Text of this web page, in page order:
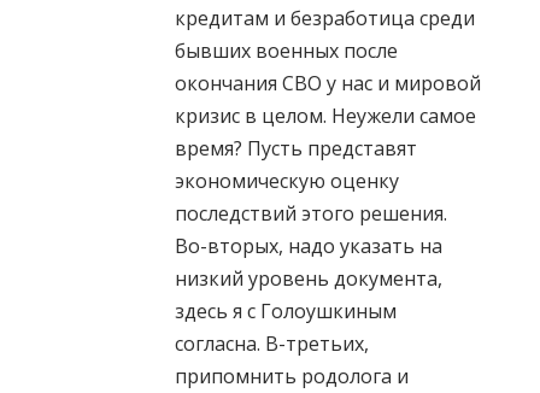
кредитам и безработица среди
бывших военных после
окончания СВО у нас и мировой
кризис в целом. Неужели самое
время? Пусть представят
экономическую оценку
последствий этого решения.
Во-вторых, надо указать на
низкий уровень документа,
здесь я с Голоушкиным
согласна. В-третьих,
припомнить родолога и